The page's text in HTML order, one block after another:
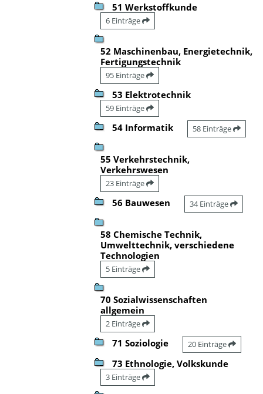
51 Werkstoffkunde
6 Einträge
52 Maschinenbau, Energietechnik,
Fertigungstechnik
95 Einträge
53 Elektrotechnik
59 Einträge
54 Informatik 58 Einträge
55 Verkehrstechnik,
Verkehrswesen
23 Einträge
56 Bauwesen 34 Einträge
58 Chemische Technik,
Umwelttechnik, verschiedene
Technologien
5 Einträge
70 Sozialwissenschaften
allgemein
2 Einträge
71 Soziologie 20 Einträge
73 Ethnologie, Volkskunde
3 Einträge